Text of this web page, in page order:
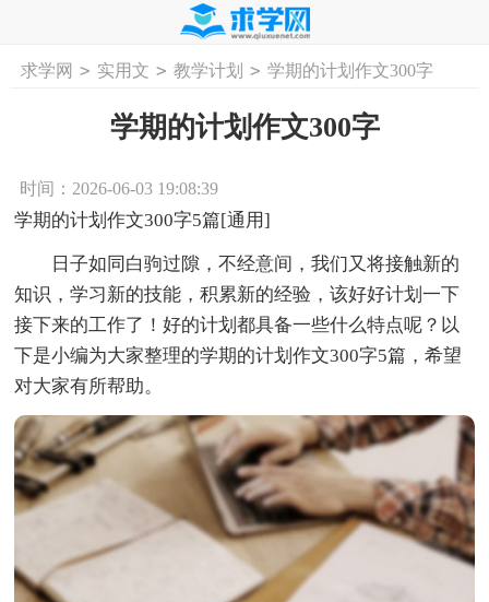
首页 工作计划 活动计划 学习计划
求学网 > 实用文 > 教学计划 > 学期的计划作文300字
学期的计划作文300字
时间：2026-06-03 19:08:39
学期的计划作文300字5篇[通用]
日子如同白驹过隙，不经意间，我们又将接触新的
知识，学习新的技能，积累新的经验，该好好计划一下
接下来的工作了！好的计划都具备一些什么特点呢？以
下是小编为大家整理的学期的计划作文300字5篇，希望
对大家有所帮助。